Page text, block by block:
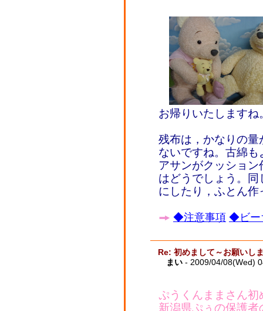
お帰りいたしますね
残布は，かなりの
ないですね。古綿
アサンがクッショ
はどうでしょう。
にしたり，ふとん作
◆注意事項 ◆ビー
Re: 初めまして～お願いし
まい - 2009/04/08(Wed)
ぷうくんままさん初
新潟県ぷぅの保護